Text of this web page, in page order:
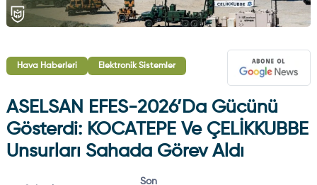
Hava Haberleri Elektronik Sistemler
ASELSAN EFES-2026’da Gücünü
Gösterdi: KOCATEPE Ve ÇELİKKUBBE
Unsurları Sahada Görev Aldı
Son